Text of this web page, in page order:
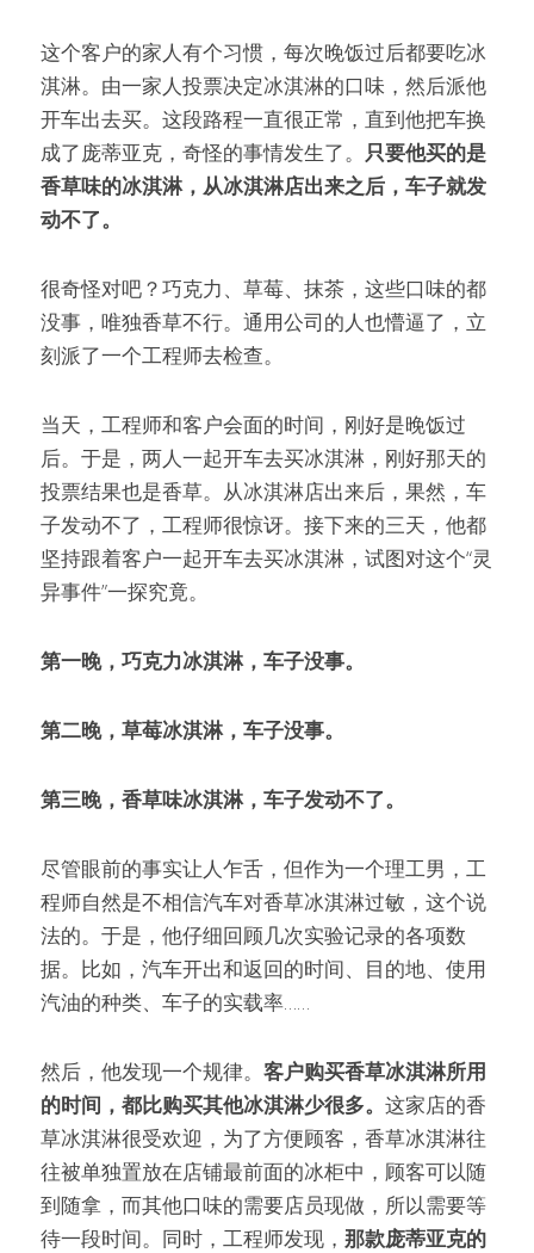
这个客户的家人有个习惯，每次晚饭过后都要吃冰
淇淋。由一家人投票决定冰淇淋的口味，然后派他
开车出去买。这段路程一直很正常，直到他把车换
成了庞蒂亚克，奇怪的事情发生了。 只要他买的是
香草味的冰淇淋，从冰淇淋店出来之后，车子就发
动不了。
很奇怪对吧？巧克力、草莓、抹茶，这些口味的都
没事，唯独香草不行。通用公司的人也懵逼了，立
刻派了一个工程师去检查。
当天，工程师和客户会面的时间，刚好是晚饭过
后。于是，两人一起开车去买冰淇淋，刚好那天的
投票结果也是香草。从冰淇淋店出来后，果然，车
子发动不了，工程师很惊讶。接下来的三天，他都
坚持跟着客户一起开车去买冰淇淋，试图对这个“灵
异事件”一探究竟。
第一晚，巧克力冰淇淋，车子没事。
第二晚，草莓冰淇淋，车子没事。
第三晚，香草味冰淇淋，车子发动不了。
尽管眼前的事实让人乍舌，但作为一个理工男，工
程师自然是不相信汽车对香草冰淇淋过敏，这个说
法的。于是，他仔细回顾几次实验记录的各项数
据。比如，汽车开出和返回的时间、目的地、使用
汽油的种类、车子的实载率……
然后，他发现一个规律。 客户购买香草冰淇淋所用
的时间，都比购买其他冰淇淋少很多。 这家店的香
草冰淇淋很受欢迎，为了方便顾客，香草冰淇淋往
往被单独置放在店铺最前面的冰柜中，顾客可以随
到随拿，而其他口味的需要店员现做，所以需要等
待一段时间。同时，工程师发现， 那款庞蒂亚克的